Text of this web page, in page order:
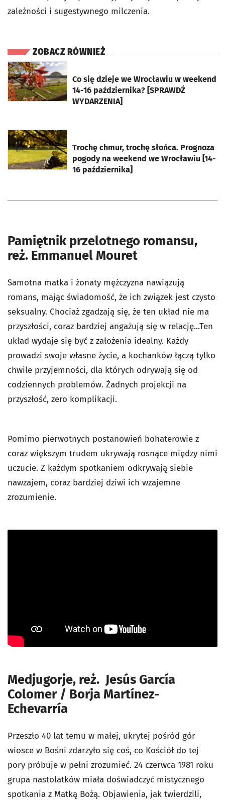
zależności i sugestywnego milczenia.
ZOBACZ RÓWNIEŻ
Co się dzieje we Wrocławiu w weekend
14-16 października? [SPRAWDŹ
WYDARZENIA]
otworzy się w nowej karcie
Trochę chmur, trochę słońca. Prognoza
pogody na weekend we Wrocławiu [14-
16 października]
otworzy się w nowej karcie
Pamiętnik przelotnego romansu,
reż. Emmanuel Mouret
Samotna matka i żonaty mężczyzna nawiązują
romans, mając świadomość, że ich związek jest czysto
seksualny. Chociaż zgadzają się, że ten układ nie ma
przyszłości, coraz bardziej angażują się w relację...Ten
układ wydaje się być z założenia idealny. Każdy
prowadzi swoje własne życie, a kochanków łączą tylko
chwile przyjemności, dla których odrywają się od
codziennych problemów. Żadnych projekcji na
przyszłość, zero komplikacji.
Pomimo pierwotnych postanowień bohaterowie z
coraz większym trudem ukrywają rosnące między nimi
uczucie. Z każdym spotkaniem odkrywają siebie
nawzajem, coraz bardziej dziwi ich wzajemne
zrozumienie.
Medjugorje, reż. Jesús García
Colomer / Borja Martínez-
Echevarría
Przeszło 40 lat temu w małej, ukrytej pośród gór
wiosce w Bośni zdarzyło się coś, co Kościół do tej
pory próbuje w pełni zrozumieć. 24 czerwca 1981 roku
grupa nastolatków miała doświadczyć mistycznego
spotkania z Matką Bożą. Objawienia, jak twierdzili,